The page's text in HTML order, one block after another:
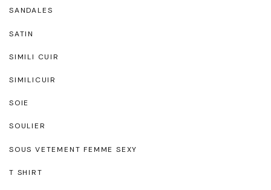
SANDALES
SATIN
SIMILI CUIR
SIMILICUIR
SOIE
SOULIER
SOUS VETEMENT FEMME SEXY
T SHIRT